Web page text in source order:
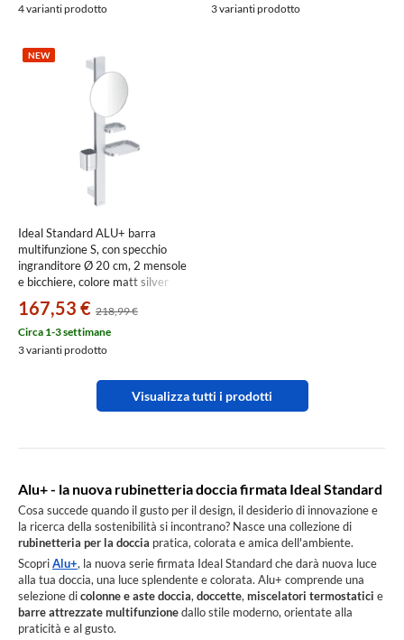
4 varianti prodotto
3 varianti prodotto
NEW
Ideal Standard ALU+ barra
multifunzione S, con specchio
ingranditore Ø 20 cm, 2 mensole
e bicchiere, colore matt silver
167,53 € 218,99 €
Circa 1-3 settimane
3 varianti prodotto
Visualizza tutti i prodotti
Alu+ - la nuova rubinetteria doccia firmata Ideal Standard
Cosa succede quando il gusto per il design, il desiderio di innovazione e
la ricerca della sostenibilità si incontrano? Nasce una collezione di
rubinetteria per la doccia pratica, colorata e amica dell'ambiente.
ScopriAlu+, la nuova serie firmata Ideal Standard che darà nuova luce
alla tua doccia, una luce splendente e colorata. Alu+ comprende una
selezione dicolonne e aste doccia, doccette, miscelatori termostatici e
barre attrezzate multifunzionedallo stile moderno, orientate alla
praticità e al gusto.